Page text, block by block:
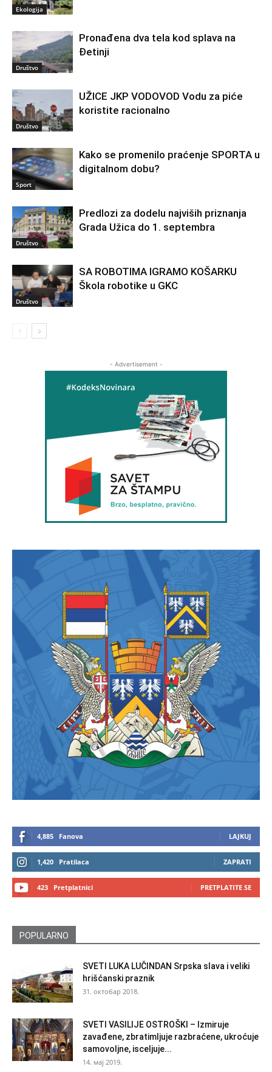
Ekologija
Društvo
Pronađena dva tela kod splava na
Đetinji
Društvo
UŽICE JKP VODOVOD Vodu za piće
koristite racionalno
Sport
Kako se promenilo praćenje SPORTA u
digitalnom dobu?
Društvo
Predlozi za dodelu najviših priznanja
Grada Užica do 1. septembra
Društvo
SA ROBOTIMA IGRAMO KOŠARKU
Škola robotike u GKC
- Advertisement -
4,885 Fanova LAJKUJ
1,420 Pratilaca ZAPRATI
423 Pretplatnici PRETPLATITE SE
POPULARNO
SVETI LUKA LUČINDAN Srpska slava i veliki
hrišćanski praznik
31. октобар 2018.
SVETI VASILIJE OSTROŠKI – Izmiruje
zavađene, zbratimljuje razbraćene, ukroćuje
samovoljne, isceljuje...
14. мај 2019.